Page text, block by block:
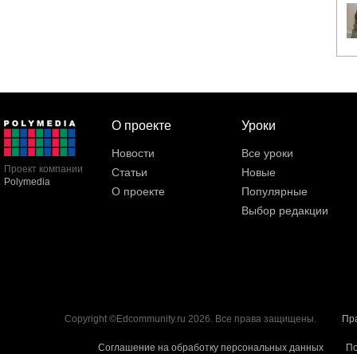
Проект компании
Polymedia
О проекте
Новости
Статьи
О проекте
Уроки
Все уроки
Новые
Популярные
Выбор редакции
Copyright ©Edcommunity.ru 2026. Все права защищены.
Соглашение на обработку персональных данных